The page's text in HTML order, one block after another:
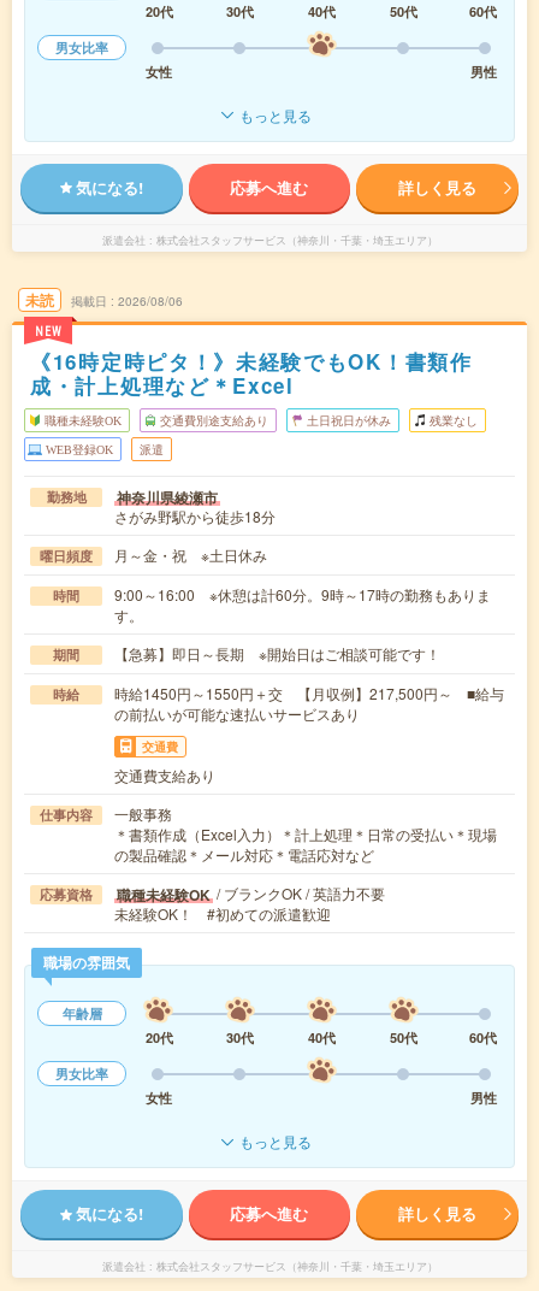
20代
30代 40代 50代
60代
男女比率
女性
男性
もっと見る
気になる! 応募へ進む 詳しく見る
派遣会社 株式会社スタッフサービス（神奈川・千葉・埼玉エリア）
未読
NEW
掲載日 2026/08/06
《16時定時ピタ！》未経験でもOK！書類作
成・計上処理など＊Excel
職種未経験OK 交通費別途支給あり 土日祝日が休み 残業なし
WEB登録OK 派遣
勤務地 神奈川県綾瀬市
さがみ野駅から徒歩18分
曜日頻度 月～金・祝 ※土日休み
時間
9:00～16:00 ※休憩は計60分。9時～17時の勤務もありま
す。
期間 【急募】即日～長期 ※開始日はご相談可能です！
時給
時給1450円～1550円＋交 【月収例】217,500円～ ■給与
の前払いが可能な速払いサービスあり
交通費
交通費支給あり
仕事内容
一般事務
＊書類作成（Excel入力）＊計上処理＊日常の受払い＊現場
の製品確認＊メール対応＊電話応対など
応募資格 職種未経験OK / ブランクOK / 英語力不要
未経験OK！ #初めての派遣歓迎
職場の雰囲気
年齢層
20代
30代 40代 50代
60代
男女比率
女性
男性
もっと見る
気になる! 応募へ進む 詳しく見る
派遣会社 株式会社スタッフサービス（神奈川・千葉・埼玉エリア）